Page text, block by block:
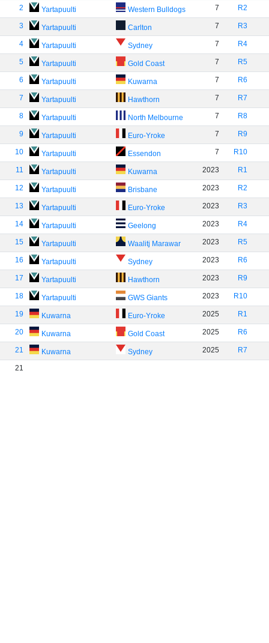
2 Yartapuulti Western Bulldogs 7 R2
3 Yartapuulti Carlton 7 R3
4 Yartapuulti Sydney 7 R4
5 Yartapuulti Gold Coast 7 R5
6 Yartapuulti Kuwarna 7 R6
7 Yartapuulti Hawthorn 7 R7
8 Yartapuulti North Melbourne 7 R8
9 Yartapuulti Euro-Yroke 7 R9
10 Yartapuulti Essendon 7 R10
11 Yartapuulti Kuwarna 2023 R1
12 Yartapuulti Brisbane 2023 R2
13 Yartapuulti Euro-Yroke 2023 R3
14 Yartapuulti Geelong 2023 R4
15 Yartapuulti Waalitj Marawar 2023 R5
16 Yartapuulti Sydney 2023 R6
17 Yartapuulti Hawthorn 2023 R9
18 Yartapuulti GWS Giants 2023 R10
19 Kuwarna Euro-Yroke 2025 R1
20 Kuwarna Gold Coast 2025 R6
21 Kuwarna Sydney 2025 R7
21